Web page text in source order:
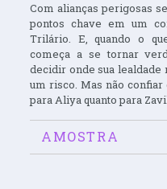
Com alianças perigosas
pontos chave em um
Trilário. E, quando o
começa a se tornar
decidir onde sua lealdade
um risco. Mas não
para Aliya quanto para
AMOSTRA